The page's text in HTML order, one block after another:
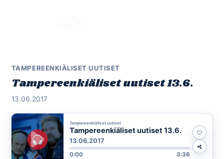
TAMPEREENKIÄLISET UUTISET
Tampereenkiäliset uutiset 13.6.
13.06.2017
Tampereenkiäliset uutiset
Tampereenkiäliset uutiset 13.6.
13.06.2017
0:00 3:36